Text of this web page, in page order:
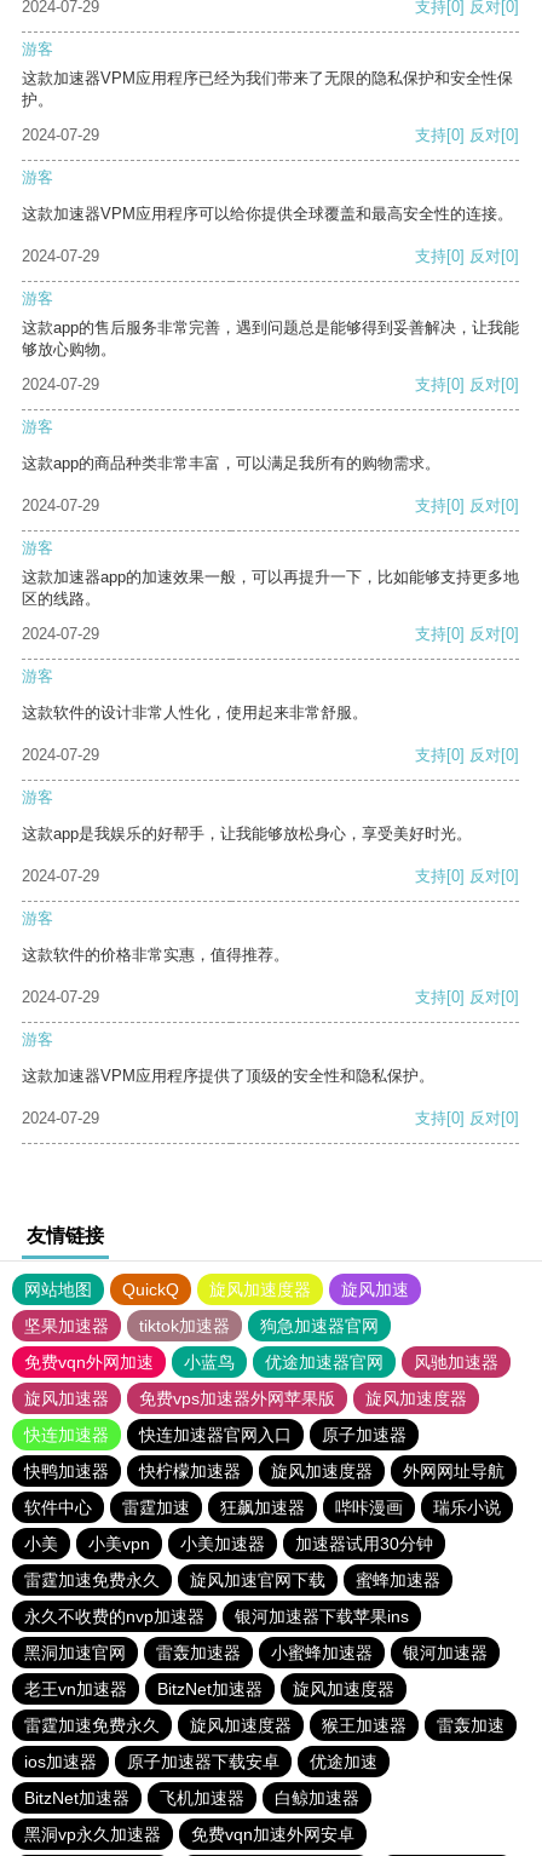
2024-07-29
支持[0] 反对[0]
游客
这款加速器VPM应用程序已经为我们带来了无限的隐私保护和安全性保
护。
2024-07-29
支持[0] 反对[0]
游客
这款加速器VPM应用程序可以给你提供全球覆盖和最高安全性的连接。
2024-07-29 支持[0] 反对[0]
游客
这款app的售后服务非常完善，遇到问题总是能够得到妥善解决，让我能
够放心购物。
2024-07-29
支持[0] 反对[0]
游客
这款app的商品种类非常丰富，可以满足我所有的购物需求。
2024-07-29 支持[0] 反对[0]
游客
这款加速器app的加速效果一般，可以再提升一下，比如能够支持更多地
区的线路。
2024-07-29
支持[0] 反对[0]
游客
这款软件的设计非常人性化，使用起来非常舒服。
2024-07-29 支持[0] 反对[0]
游客
这款app是我娱乐的好帮手，让我能够放松身心，享受美好时光。
2024-07-29 支持[0] 反对[0]
游客
这款软件的价格非常实惠，值得推荐。
2024-07-29 支持[0] 反对[0]
游客
这款加速器VPM应用程序提供了顶级的安全性和隐私保护。
2024-07-29 支持[0] 反对[0]
友情链接
网站地图 QuickQ 旋风加速度器
旋风加速
坚果加速器
tiktok加速器
狗急加速器官网
免费vqn外网加速
小蓝鸟 优途加速器官网
风驰加速器
旋风加速器
免费vps加速器外网苹果版
旋风加速度器
快连加速器
快连加速器官网入口
原子加速器
快鸭加速器
快柠檬加速器 旋风加速度器
外网网址导航
软件中心
雷霆加速 狂飙加速器 哔咔漫画
瑞乐小说
小美
小美vpn 小美加速器
加速器试用30分钟
雷霆加速免费永久
旋风加速官网下载
蜜蜂加速器
永久不收费的nvp加速器
银河加速器下载苹果ins
黑洞加速官网
雷轰加速器 小蜜蜂加速器
银河加速器
老王vn加速器
BitzNet加速器
旋风加速度器
雷霆加速免费永久
旋风加速度器 猴王加速器
雷轰加速
ios加速器
原子加速器下载安卓
优途加速
BitzNet加速器
飞机加速器
白鲸加速器
黑洞vp永久加速器
免费vqn加速外网安卓